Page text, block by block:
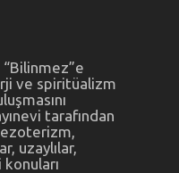
ve spiritüalizm
tarafından
ezoterizm,
uzaylılar,